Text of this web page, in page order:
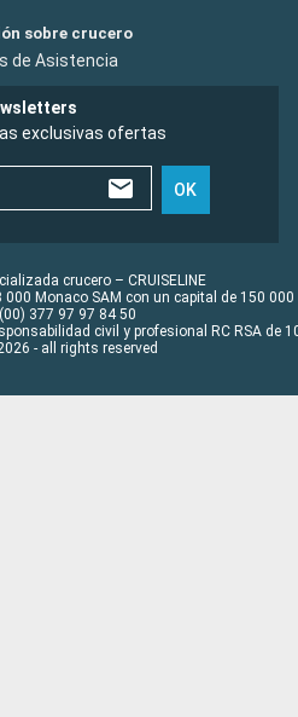
sobre crucero
de Asistencia
exclusivas ofertas
OK
crucero – CRUISELINE
Monaco SAM con un capital de 150 000
377 97 97 84 50
civil y profesional RC RSA de
- all rights reserved